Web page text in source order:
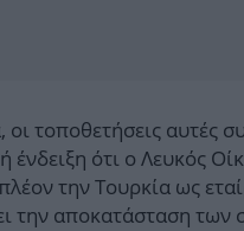
οι τοποθετήσεις αυτές
ένδειξη ότι ο Λευκός
την Τουρκία ως
την αποκατάσταση των